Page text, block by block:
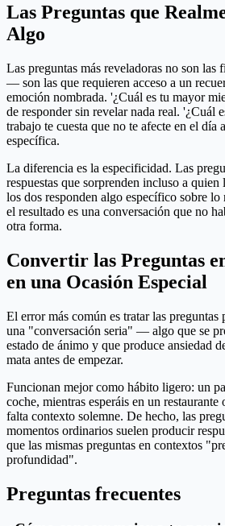
Las Preguntas que
Algo
Las preguntas más reveladoras no son las
— son las que requieren acceso a un
emoción nombrada. '¿Cuál es tu mayor
de responder sin revelar nada real. '¿Cuál
trabajo te cuesta que no te afecte en el día
específica.
La diferencia es la especificidad. Las
respuestas que sorprenden incluso a quien
los dos responden algo específico sobre
el resultado es una conversación que no
otra forma.
Convertir las Preguntas
en una Ocasión Especial
El error más común es tratar las preguntas
una "conversación seria" — algo que se
estado de ánimo y que produce ansiedad
mata antes de empezar.
Funcionan mejor como hábito ligero: un
coche, mientras esperáis en un
falta contexto solemne. De hecho, las
momentos ordinarios suelen producir
que las mismas preguntas en contextos
profundidad".
Preguntas frecuentes